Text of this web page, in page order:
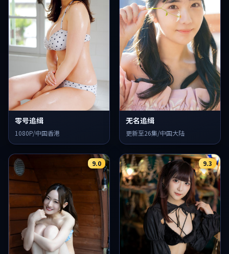
零号追缉
1080P/中国香港
无名追缉
更新至26集/中国大陆
9.0 9.3